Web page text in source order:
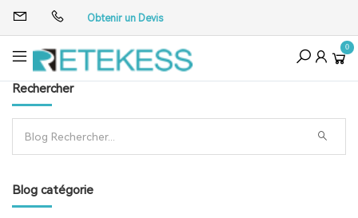
Obtenir un Devis
0
Rechercher
Blog catégorie